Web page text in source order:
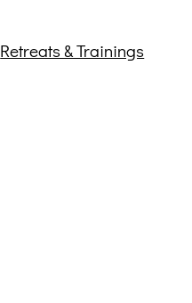
Retreats & Trainings